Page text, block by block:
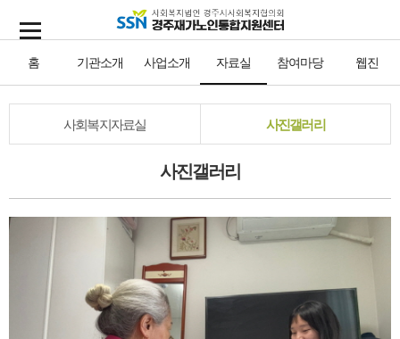
홈 기관소개 사업소개 자료실 참여마당 웹진
사회복지자료실 사진갤러리
사진갤러리